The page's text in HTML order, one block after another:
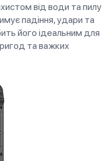
від води та пилу
падіння, удари та
його ідеальним для
та важких